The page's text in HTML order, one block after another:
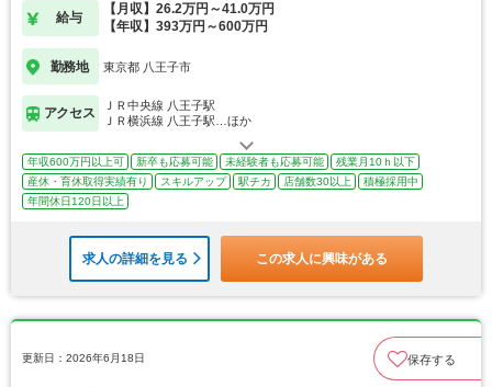
給与
【月収】26.2万円～41.0万円
【年収】393万円～600万円
勤務地 東京都 八王子市
アクセス
ＪＲ中央線 八王子駅
ＪＲ横浜線 八王子駅…ほか
年収600万円以上可 新卒も応募可能 未経験者も応募可能
残業月10ｈ以下
産休・育休取得実績有り
スキルアップ 駅チカ 店舗数30以上
積極採用中
年間休日120日以上
求人の詳細を見る この求人に興味がある
更新日：2026年6月18日 保存する